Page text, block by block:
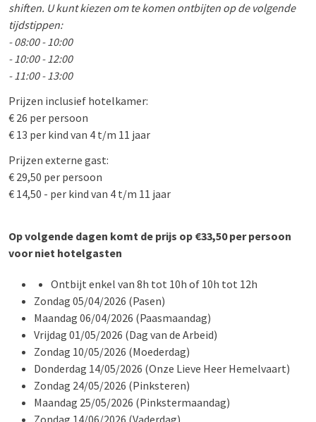
shiften. U kunt kiezen om te komen ontbijten op de volgende
tijdstippen:
- 08:00 - 10:00
- 10:00 - 12:00
- 11:00 - 13:00
Prijzen inclusief hotelkamer:
€ 26 per persoon
€ 13 per kind van 4 t/m 11 jaar
Prijzen externe gast:
€ 29,50 per persoon
€ 14,50 - per kind van 4 t/m 11 jaar
Op volgende dagen komt de prijs op €33,50 per persoon
voor niet hotelgasten
Ontbijt enkel van 8h tot 10h of 10h tot 12h
Zondag 05/04/2026 (Pasen)
Maandag 06/04/2026 (Paasmaandag)
Vrijdag 01/05/2026 (Dag van de Arbeid)
Zondag 10/05/2026 (Moederdag)
Donderdag 14/05/2026 (Onze Lieve Heer Hemelvaart)
Zondag 24/05/2026 (Pinksteren)
Maandag 25/05/2026 (Pinkstermaandag)
Zondag 14/06/2026 (Vaderdag)